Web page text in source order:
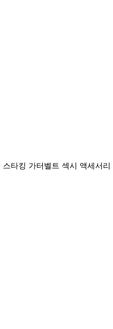
스타킹 가터벨트 섹시 액세서리